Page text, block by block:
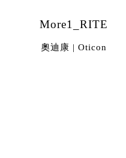
More1_RITE
奧迪康 | Oticon